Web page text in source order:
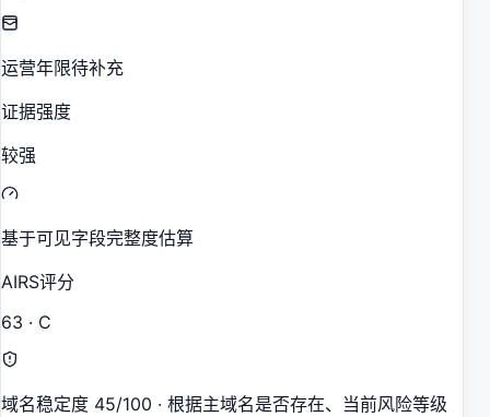
运营年限待补充
证据强度
较强
基于可见字段完整度估算
AIRS评分
63 · C
域名稳定度 45/100 · 根据主域名是否存在、当前风险等级